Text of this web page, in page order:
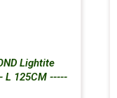
Lightite
L 125CM -----